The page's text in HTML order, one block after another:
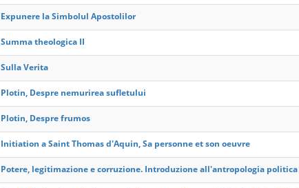
Expunere la Simbolul Apostolilor
Summa theologica II
Sulla Verita
Plotin, Despre nemurirea sufletului
Plotin, Despre frumos
Initiation a Saint Thomas d'Aquin, Sa personne et son oeuvre
Potere, legitimazione e corruzione. Introduzione all'antropologia politica